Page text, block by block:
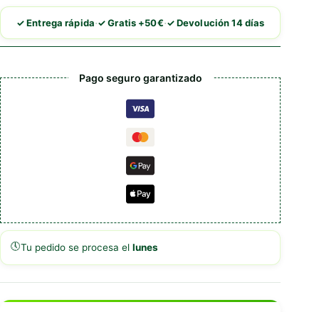
Y
Malla
De
Para
Perro
Vida
cantidad
✓ Entrega rápida·✓ Gratis +50€·✓ Devolución 14 días
Pago seguro garantizado
🕔Tu pedido se procesa el lunes